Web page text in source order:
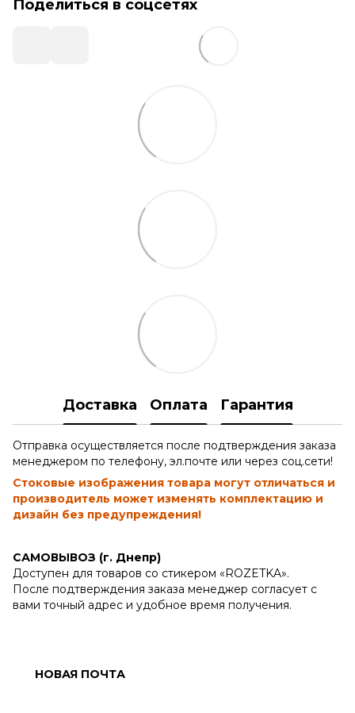
Поделиться в соцсетях
Доставка Оплата Гарантия
Отправка осуществляется после подтверждения заказа
менеджером по телефону, эл.почте или через соц.сети!
Стоковые изображения товара могут отличаться и
производитель может изменять комплектацию и
дизайн без предупреждения!
САМОВЫВОЗ (г. Днепр)
Доступен для товаров со стикером «ROZETKA».
После подтверждения заказа менеджер согласует с
вами точный адрес и удобное время получения.
НОВАЯ ПОЧТА